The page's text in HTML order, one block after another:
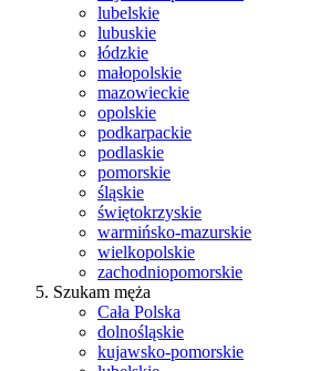
lubelskie
lubuskie
łódzkie
małopolskie
mazowieckie
opolskie
podkarpackie
podlaskie
pomorskie
śląskie
świętokrzyskie
warmińsko-mazurskie
wielkopolskie
zachodniopomorskie
Szukam męża
Cała Polska
dolnośląskie
kujawsko-pomorskie